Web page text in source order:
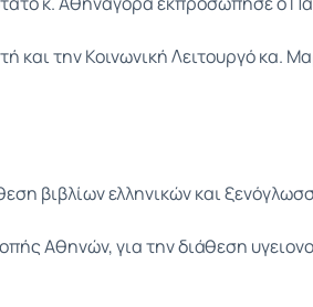
την Κοινωνική Λειτουργό κα.
βιβλίων ελληνικών και
Αθηνών, για την διάθεση